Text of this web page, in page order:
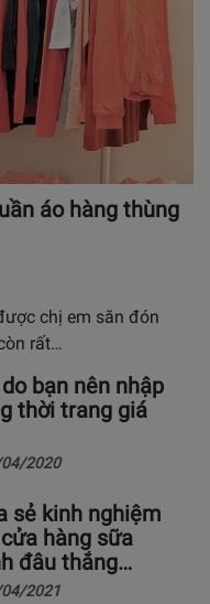
áo hàng thùng
chị em săn đón
rất…
bạn nên nhập
thời trang giá
2020
sẻ kinh nghiệm
hàng sữa
đâu thắng…
2021